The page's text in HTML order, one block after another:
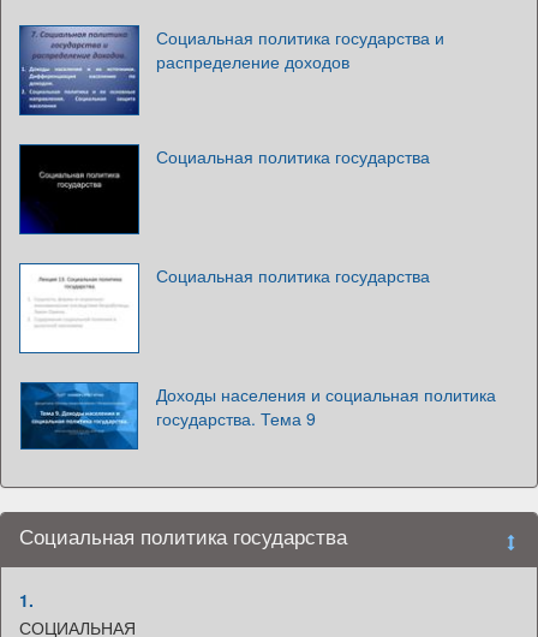
Социальная политика государства и
распределение доходов
Социальная политика государства
Социальная политика государства
Доходы населения и социальная политика
государства. Тема 9
Социальная политика государства
1.
СОЦИАЛЬНАЯ